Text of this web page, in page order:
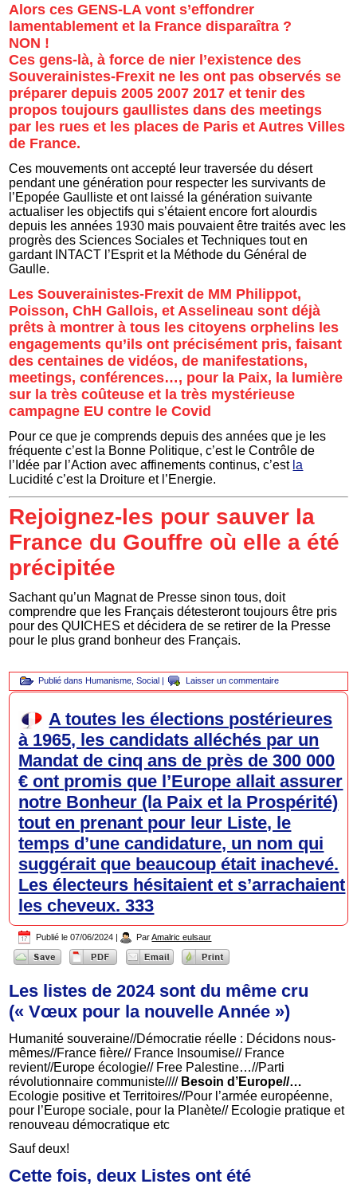
Alors ces GENS-LA vont s’effondrer
lamentablement et la France disparaîtra ?
NON !
Ces gens-là, à force de nier l’existence des
Souverainistes-Frexit ne les ont pas observés se
préparer depuis 2005 2007 2017 et tenir des
propos toujours gaullistes dans des meetings
par les rues et les places de Paris et Autres Villes
de France.
Ces mouvements ont accepté leur traversée du désert
pendant une génération pour respecter les survivants de
l’Epopée Gaulliste et ont laissé la génération suivante
actualiser les objectifs qui s’étaient encore fort alourdis
depuis les années 1930 mais pouvaient être traités avec les
progrès des Sciences Sociales et Techniques tout en
gardant INTACT l’Esprit et la Méthode du Général de
Gaulle.
Les Souverainistes-Frexit de MM Philippot,
Poisson, ChH Gallois, et Asselineau sont déjà
prêts à montrer à tous les citoyens orphelins les
engagements qu’ils ont précisément pris, faisant
des centaines de vidéos, de manifestations,
meetings, conférences…, pour la Paix, la lumière
sur la très coûteuse et la très mystérieuse
campagne EU contre le Covid
Pour ce que je comprends depuis des années que je les
fréquente c’est la Bonne Politique, c’est le Contrôle de
l’Idée par l’Action avec affinements continus, c’est la
Lucidité c’est la Droiture et l’Energie.
Rejoignez-les pour sauver la
France du Gouffre où elle a été
précipitée
Sachant qu’un Magnat de Presse sinon tous, doit
comprendre que les Français détesteront toujours être pris
pour des QUICHES et décidera de se retirer de la Presse
pour le plus grand bonheur des Français.
Publié dans Humanisme ,Social | Laisser un commentaire
A toutes les élections postérieures
à 1965, les candidats alléchés par un
Mandat de cinq ans de près de 300 000
€ ont promis que l’Europe allait assurer
notre Bonheur (la Paix et la Prospérité)
tout en prenant pour leur Liste, le
temps d’une candidature, un nom qui
suggérait que beaucoup était inachevé.
Les électeurs hésitaient et s’arrachaient
les cheveux. 333
Publié le 07/06/2024 | Par Amalric eulsaur
Les listes de 2024 sont du même cru
(« Vœux pour la nouvelle Année »)
Humanité souveraine//Démocratie réelle : Décidons nous-
mêmes//France fière// France Insoumise// France
revient//Europe écologie// Free Palestine…//Parti
révolutionnaire communiste//// Besoin d’Europe//…
Ecologie positive et Territoires//Pour l’armée européenne,
pour l’Europe sociale, pour la Planète// Ecologie pratique et
renouveau démocratique etc
Sauf deux!
Cette fois, deux Listes ont été